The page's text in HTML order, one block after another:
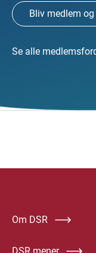
Bliv medlem
Se alle
Om DSR